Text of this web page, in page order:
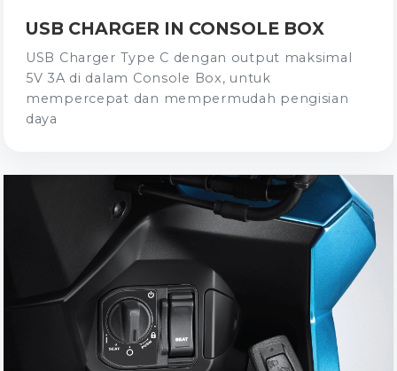
USB CHARGER IN CONSOLE BOX
USB Charger Type C dengan output maksimal
5V 3A di dalam Console Box, untuk
mempercepat dan mempermudah pengisian
daya